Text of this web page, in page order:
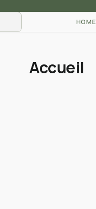
HOME
Accueil